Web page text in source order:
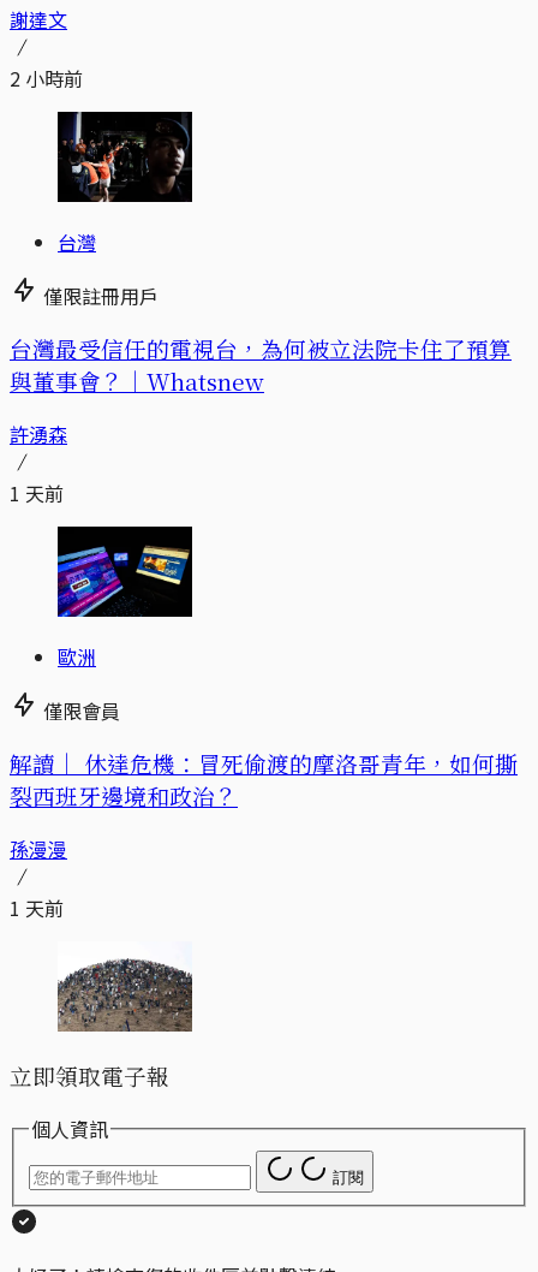
謝達文
2 小時前
台灣
僅限註冊用戶
台灣最受信任的電視台，為何被立法院卡住了預算
與董事會？｜Whatsnew
許湧森
1 天前
歐洲
僅限會員
解讀｜ 休達危機：冒死偷渡的摩洛哥青年，如何撕
裂西班牙邊境和政治？
孫漫漫
1 天前
立即領取電子報
個人資訊
訂閱